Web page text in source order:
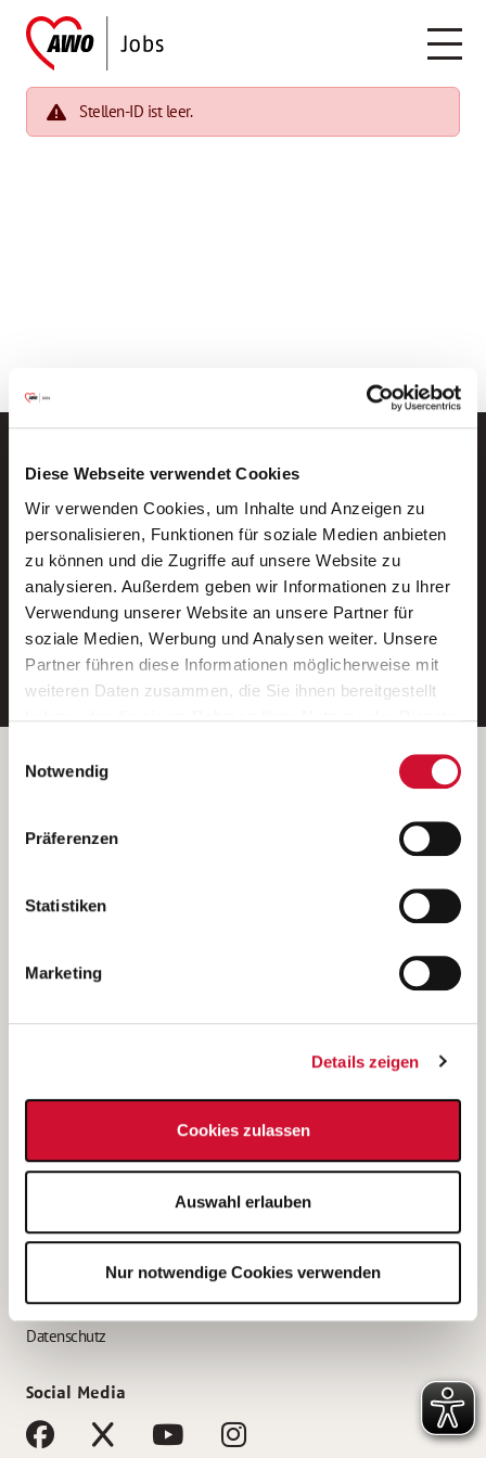
Diese Webseite verwendet Cookies
Wir verwenden Cookies, um Inhalte und Anzeigen zu
personalisieren, Funktionen für soziale Medien anbieten
zu können und die Zugriffe auf unsere Website zu
analysieren. Außerdem geben wir Informationen zu Ihrer
Verwendung unserer Website an unsere Partner für
soziale Medien, Werbung und Analysen weiter. Unsere
Partner führen diese Informationen möglicherweise mit
weiteren Daten zusammen, die Sie ihnen bereitgestellt
Wenn Sie auf „Cookies zulassen“ klicken, so stimmen
Sie der Speicherung sämtlicher Cookies zu. Sie können
Ihre Einwilligung selbstverständlich jederzeit widerrufen,
indem Sie die Cookie-Einstellungen aufrufen und diese
unsererDatenschutzerklärung
Notwendig
Präferenzen
Statistiken
Marketing
Details zeigen
Cookies zulassen
Auswahl erlauben
Nur notwendige Cookies verwenden
Stellen-ID ist leer.
Neue Stellen per E-Mail.
Ein kostenloser Service von AWO
Jobs.
E-Mail-Adresse eintragen
Betreiber der Webseite
Kantstraße 45a
(Ein Tochterunternehmen des AWO Bezirksverbandes Unterfranken
e.V.)
Bewerbung als Altenpflegehelfer*in
Bewerbung als Erzieher*in
AWO Gliederungen nach Bundesland
Impressum
Datenschutz
Social Media